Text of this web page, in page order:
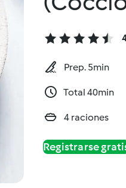
Prep. 5min
Total 40min
4 raciones
Registrarse